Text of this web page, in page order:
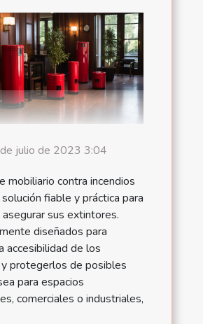
julio de 2023 3:04
mobiliario contra incendios
fiable y práctica para
sus extintores.
diseñados para
accesibilidad de los
protegerlos de posibles
para espacios
comerciales o industriales,